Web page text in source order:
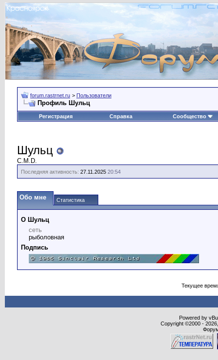
forum.rastrnet.ru > Пользователи
Профиль Шульц
Регистрация Справка Сообщество
Шульц
C.M.D.
Последняя активность: 27.11.2025 20:54
Обо мне Статистика
О Шульц
сеть
рыболовная
Подпись
Текущее
Powered by
Copyright ©2000 -